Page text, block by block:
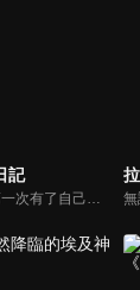
記